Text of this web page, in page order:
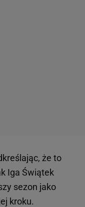
że to
Iga Świątek
sezon jako
kroku.